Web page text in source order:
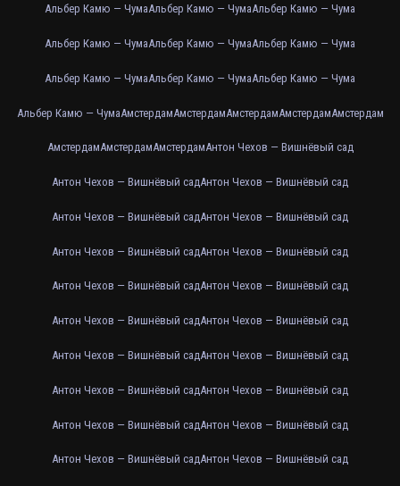
Альбер Камю — ЧумаАльбер Камю — ЧумаАльбер Камю — Чума
Альбер Камю — ЧумаАльбер Камю — ЧумаАльбер Камю — Чума
Альбер Камю — ЧумаАльбер Камю — ЧумаАльбер Камю — Чума
Альбер Камю — ЧумаАмстердамАмстердамАмстердамАмстердамАмстердам
АмстердамАмстердамАмстердамАнтон Чехов — Вишнёвый сад
Антон Чехов — Вишнёвый садАнтон Чехов — Вишнёвый сад
Антон Чехов — Вишнёвый садАнтон Чехов — Вишнёвый сад
Антон Чехов — Вишнёвый садАнтон Чехов — Вишнёвый сад
Антон Чехов — Вишнёвый садАнтон Чехов — Вишнёвый сад
Антон Чехов — Вишнёвый садАнтон Чехов — Вишнёвый сад
Антон Чехов — Вишнёвый садАнтон Чехов — Вишнёвый сад
Антон Чехов — Вишнёвый садАнтон Чехов — Вишнёвый сад
Антон Чехов — Вишнёвый садАнтон Чехов — Вишнёвый сад
Антон Чехов — Вишнёвый садАнтон Чехов — Вишнёвый сад